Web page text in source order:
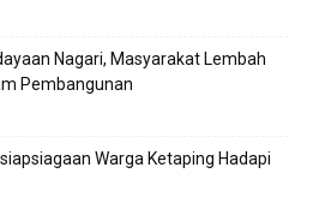
Nagari, Masyarakat Lembah
Pembangunan
Warga Ketaping Hadapi